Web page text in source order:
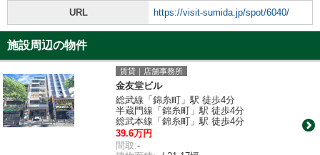
URL https://visit-sumida.jp/spot/6040/
施設周辺の物件
賃貸｜店舗事務所
金友堂ビル
総武線「錦糸町」駅 徒歩4分
半蔵門線「錦糸町」駅 徒歩4分
総武本線「錦糸町」駅 徒歩4分
39.6万円
間取:-